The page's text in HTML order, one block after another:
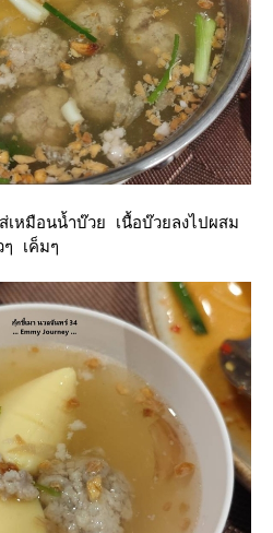
หมือนน้ำบ๊วย เนื้อบ๊วยลงไปผสม
ๆ เค็มๆ